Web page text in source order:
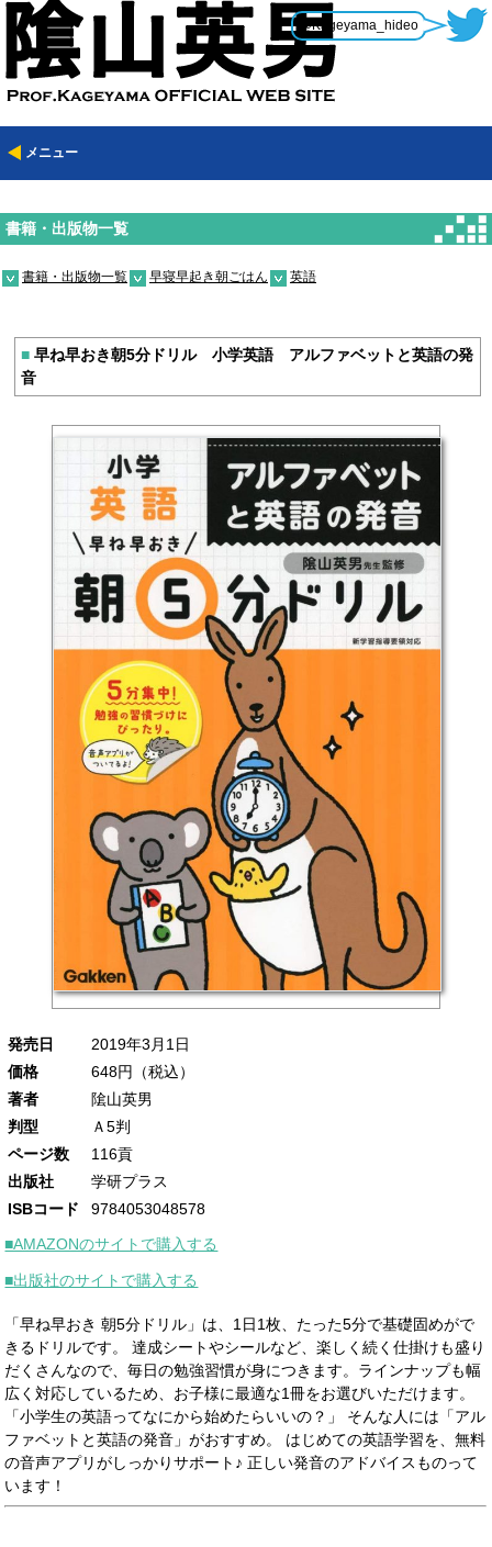
@Kageyama_hideo
メニュー
書籍・出版物一覧
書籍・出版物一覧 早寝早起き朝ごはん 英語
発売日
2019年3月1日
価格
648円（税込）
著者
隂山英男
判型
Ａ5判
ページ数
116貢
出版社
学研プラス
ISBコード
9784053048578
■AMAZONのサイトで購入する
■出版社のサイトで購入する
■早ね早おき朝5分ドリル 小学英語 アルファベットと英語の発
音
「早ね早おき 朝5分ドリル」は、1日1枚、たった5分で基礎固めがで
きるドリルです。 達成シートやシールなど、楽しく続く仕掛けも盛り
だくさんなので、毎日の勉強習慣が身につきます。ラインナップも幅
広く対応しているため、お子様に最適な1冊をお選びいただけます。
「小学生の英語ってなにから始めたらいいの？」 そんな人には「アル
ファベットと英語の発音」がおすすめ。 はじめての英語学習を、無料
の音声アプリがしっかりサポート♪ 正しい発音のアドバイスものって
います！